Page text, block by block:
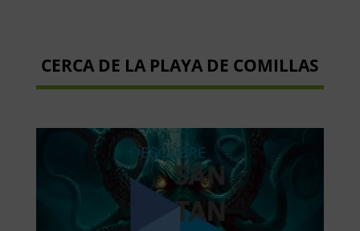
CERCA DE LA PLAYA DE COMILLAS